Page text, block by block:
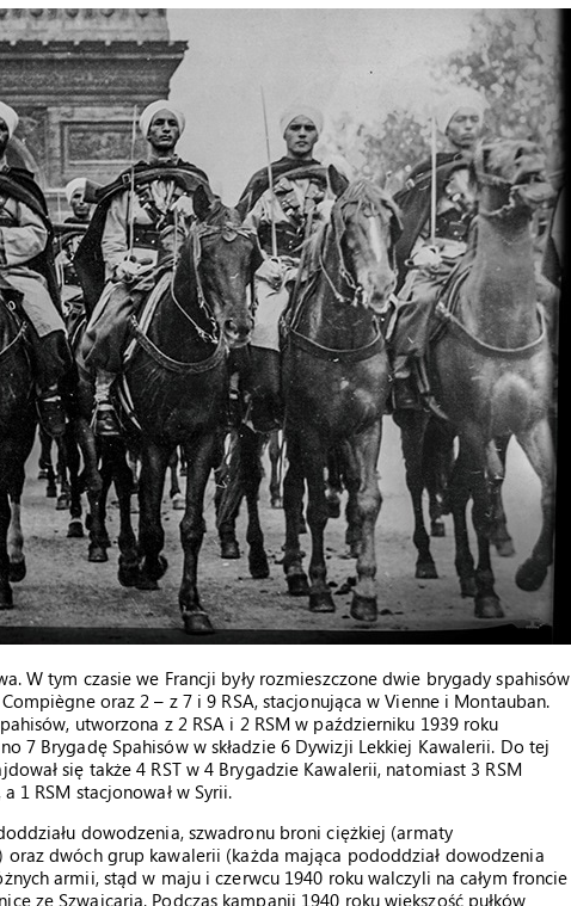
W tym czasie we Francji były rozmieszczone dwie brygady spahisów
oraz 2 – z 7 i 9 RSA, stacjonująca w Vienne i Montauban.
utworzona z 2 RSA i 2 RSM w październiku 1939 roku
7 Brygadę Spahisów w składzie 6 Dywizji Lekkiej Kawalerii. Do tej
się także 4 RST w 4 Brygadzie Kawalerii, natomiast 3 RSM
1 RSM stacjonował w Syrii.
dowodzenia, szwadronu broni ciężkiej (armaty
oraz dwóch grup kawalerii (każda mająca pododdział dowodzenia
armii, stąd w maju i czerwcu 1940 roku walczyli na całym froncie
ze Szwajcarią. Podczas kampanii 1940 roku większość pułków